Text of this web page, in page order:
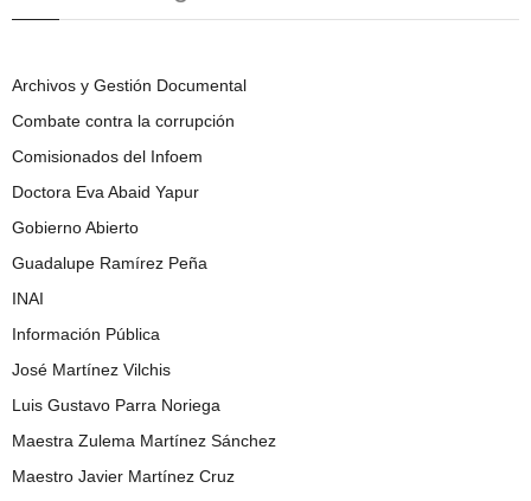
Archivos y Gestión Documental
Combate contra la corrupción
Comisionados del Infoem
Doctora Eva Abaid Yapur
Gobierno Abierto
Guadalupe Ramírez Peña
INAI
Información Pública
José Martínez Vilchis
Luis Gustavo Parra Noriega
Maestra Zulema Martínez Sánchez
Maestro Javier Martínez Cruz